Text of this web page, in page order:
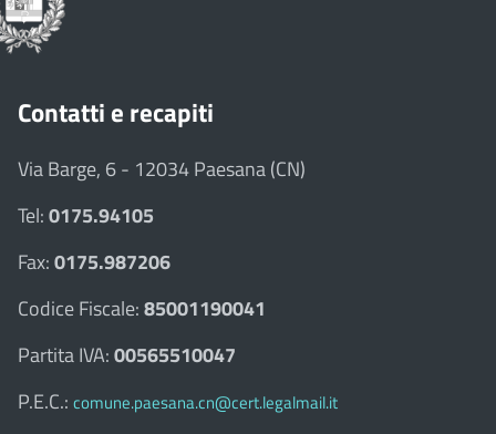
Contatti e recapiti
Via Barge, 6 - 12034 Paesana (CN)
Tel:0175.94105
Fax:0175.987206
Codice Fiscale:85001190041
Partita IVA:00565510047
P.E.C.: comune.paesana.cn@cert.legalmail.it